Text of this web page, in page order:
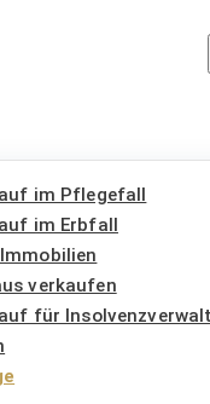
im Pflegefall
im Erbfall
verkaufen
für